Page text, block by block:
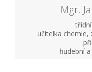
Mgr.
učitelka chemie,
hudební